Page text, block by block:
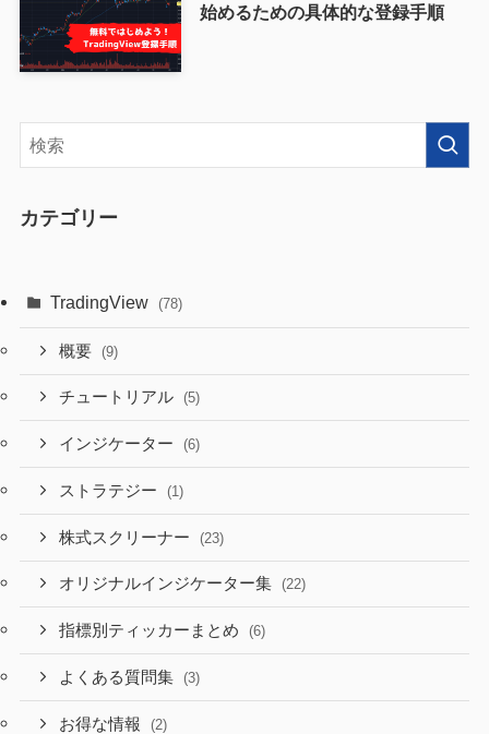
始めるための具体的な登録手順
カテゴリー
TradingView (78)
概要 (9)
チュートリアル (5)
インジケーター (6)
ストラテジー (1)
株式スクリーナー (23)
オリジナルインジケーター集 (22)
指標別ティッカーまとめ (6)
よくある質問集 (3)
お得な情報 (2)